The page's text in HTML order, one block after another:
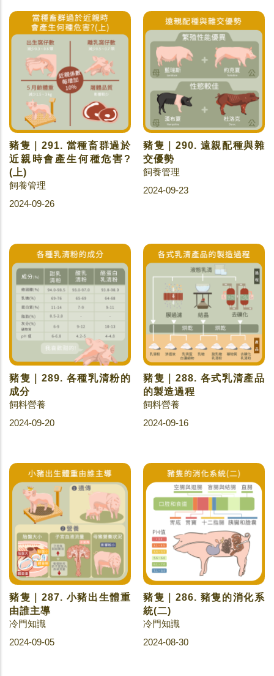
豬隻｜291. 當種畜群過於
近親時會產生何種危害?
(上)
飼養管理
2024-09-26
豬隻｜290. 遠親配種與雜
交優勢
飼養管理
2024-09-23
豬隻｜289. 各種乳清粉的
成分
飼料營養
2024-09-20
豬隻｜288. 各式乳清產品
的製造過程
飼料營養
2024-09-16
豬隻｜287. 小豬出生體重
由誰主導
冷門知識
2024-09-05
豬隻｜286. 豬隻的消化系
統(二)
冷門知識
2024-08-30